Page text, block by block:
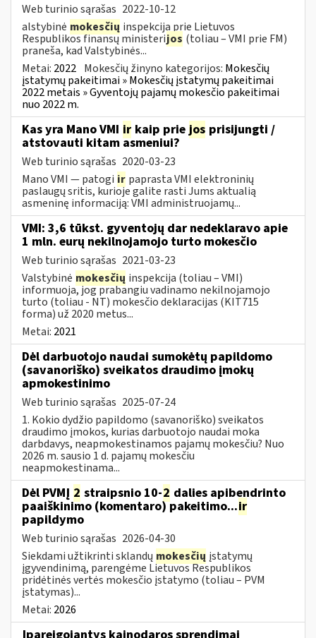
Web turinio sąrašas 2022-10-12
alstybinė mokesčių inspekcija prie Lietuvos
Respublikos finansų ministerijos (toliau – VMI prie FM)
praneša, kad Valstybinės...
Metai: 2022 Mokesčių žinyno kategorijos: Mokesčių
įstatymų pakeitimai » Mokesčių įstatymų pakeitimai
2022 metais » Gyventojų pajamų mokesčio pakeitimai
nuo 2022 m.
Kas yra Mano VMI ir kaip prie jos prisijungti /
atstovauti kitam asmeniui?
Web turinio sąrašas 2020-03-23
Mano VMI — patogi ir paprasta VMI elektroninių
paslaugų sritis, kurioje galite rasti Jums aktualią
asmeninę informaciją: VMI administruojamų...
VMI: 3,6 tūkst. gyventojų dar nedeklaravo apie
1 mln. eurų nekilnojamojo turto mokesčio
Web turinio sąrašas 2021-03-23
Valstybinė mokesčių inspekcija (toliau – VMI)
informuoja, jog prabangiu vadinamo nekilnojamojo
turto (toliau - NT) mokesčio deklaracijas (KIT715
forma) už 2020 metus...
Metai: 2021
Dėl darbuotojo naudai sumokėtų papildomo
(savanoriško) sveikatos draudimo įmokų
apmokestinimo
Web turinio sąrašas 2025-07-24
1. Kokio dydžio papildomo (savanoriško) sveikatos
draudimo įmokos, kurias darbuotojo naudai moka
darbdavys, neapmokestinamos pajamų mokesčiu? Nuo
2026 m. sausio 1 d. pajamų mokesčiu
neapmokestinama...
Dėl PVMĮ 2 straipsnio 10-2 dalies apibendrinto
paaiškinimo (komentaro) pakeitimo...ir
papildymo
Web turinio sąrašas 2026-04-30
Siekdami užtikrinti sklandų mokesčių įstatymų
įgyvendinimą, parengėme Lietuvos Respublikos
pridėtinės vertės mokesčio įstatymo (toliau – PVM
įstatymas)...
Metai: 2026
Įpareigojantys kainodaros sprendimai